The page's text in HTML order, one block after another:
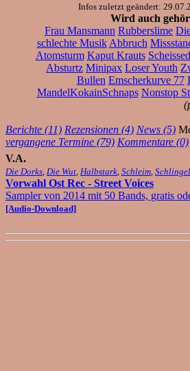
Infos zuletzt geändert:
Wird auch
Frau Mansmann Rubberslime
schlechte Musik Abbruch
Atomsturm Kaput Krauts
Absturtz Minipax Loser Youth
Bullen Emscherkurve 77
MandelKokainSchnaps Nonstop
Berichte (11) Rezensionen (4) News (5)
vergangene Termine (79) Kommentare (0)
V.A.
Die Dorks Die Wut Halbstark Schleim
Vorwahl Ost Rec - Street Voices
Sampler von 2014 mit 50 Bands, gratis
[Audio-Download]